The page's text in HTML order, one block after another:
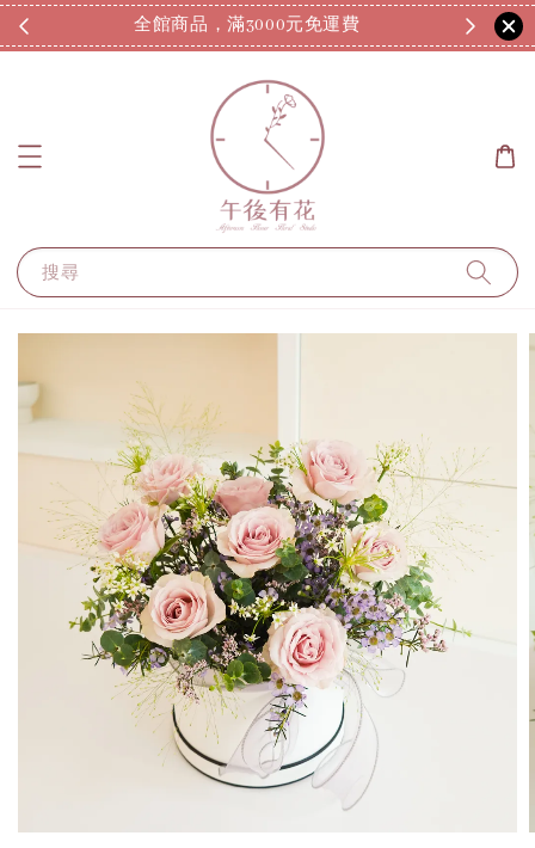
全館商品，滿3000元免運費 7/
搜尋